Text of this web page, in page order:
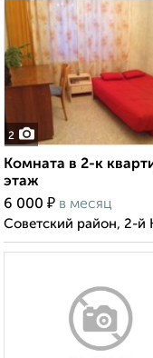
2
Комната в 2-к
этаж
6 000 ₽ в месяц
Советский район, 2-й